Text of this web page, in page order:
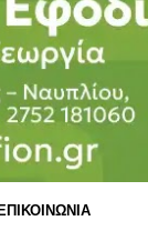
ΕΠΙΚΟΙΝΩΝΙΑ